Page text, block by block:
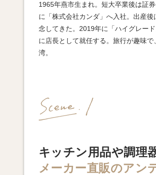
1965年燕市生まれ。短大卒業後は証
に「株式会社カンダ」へ入社。出産
念してきた。2019年に「ハイグレー
に店長として就任する。旅行が趣味
湾。
キッチン用品や調理
メーカー直販のアン